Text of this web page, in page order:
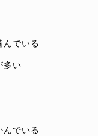
んでいる
多い
んでいる